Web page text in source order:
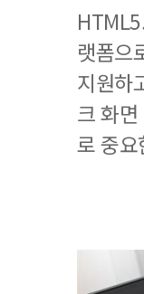
랫폼으
지원하
크 화
로 중